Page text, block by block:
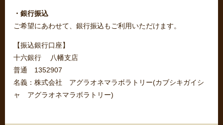
・銀行振込
ご希望にあわせて、銀行振込もご利用いただけます。
【振込銀行口座】
十六銀行 八幡支店
普通 1352907
名義：株式会社 アグラオネマラボラトリー(カブシキガイシ
ャ アグラオネマラボラトリー)